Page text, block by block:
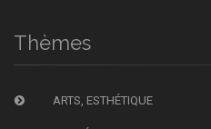
Thèmes
ARTS, ESTHÉTIQUE